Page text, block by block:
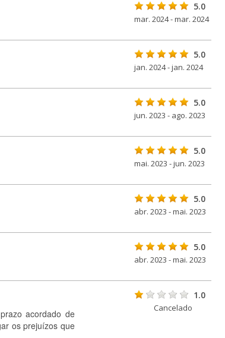
5.0
mar. 2024 - mar. 2024
5.0
jan. 2024 - jan. 2024
5.0
jun. 2023 - ago. 2023
5.0
mai. 2023 - jun. 2023
5.0
abr. 2023 - mai. 2023
5.0
abr. 2023 - mai. 2023
acordado de
os prejuízos que
1.0
Cancelado